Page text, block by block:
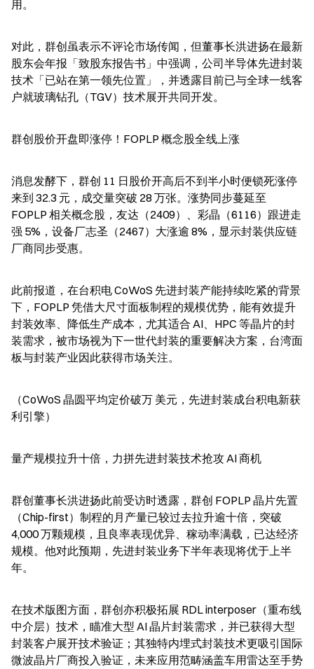
用。
对此，群创虽表示不评论市场传闻，但董事长洪进扬在最新
股东会年报「致股东报告书」中强调，公司半导体先进封装
技术「已站在第一领先位置」，并透露目前已与全球一线客
户就玻璃钻孔（TGV）技术展开共同开发。
群创股价开盘即涨停！FOPLP 概念股全线上涨
消息发酵下，群创 11 日股价开高后不到半小时便锁死涨停
来到 32.3 元，成交量突破 28 万张。涨势同步蔓延至
FOPLP 相关概念股，友达（2409）、彩晶（6116）跟进走
强 5%，设备厂志圣（2467）大涨逾 8%，显示封装供应链
厂商同步受惠。
此前报道，在台积电 CoWoS 先进封装产能持续吃紧的背景
下，FOPLP 凭借大尺寸面板制程的规模优势，能有效提升
封装效率、降低生产成本，尤其适合 AI、HPC 等晶片的封
装需求，被市场视为下一世代封装的重要解决方案，台湾面
板与封装产业因此获得市场关注。
（CoWoS 晶圆平均定价破万 美元，先进封装成台积电新获
利引擎）
量产规模拉升十倍，力拼先进封装技术抢攻 AI 商机
群创董事长洪进扬此前受访时透露，群创 FOPLP 晶片先置
（Chip-first）制程的月产量已较过去拉升逾十倍，突破
4,000 万颗规模，且良率表现优异、稼动率满载，已达经济
规模。他对此预期，先进封装业务下半年表现将优于上半
年。
在技术版图方面，群创亦积极拓展 RDL interposer（重布线
中介层）技术，瞄准大型 AI 晶片封装需求，并已获得大型
封装客户展开技术验证；其独特内埋式封装技术更吸引国际
微波晶片厂商投入验证，未来应用范畴涵盖车用雷达至手势